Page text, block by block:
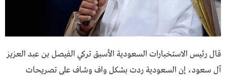
قال رئيس الاستخبارات السعودية الأسبق تركي الفيصل بن عبد العزيز
آل سعود، إن السعودية ردت بشكل واف وشاف على تصريحات